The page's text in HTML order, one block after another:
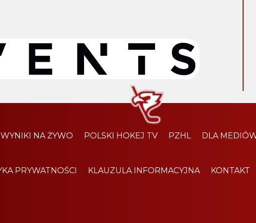
WYNIKI NA ŻYWO POLSKI HOKEJ TV PZHL
DLA
PRYWATNOŚCI KLAUZULA INFORMACYJNA
KONTAKT